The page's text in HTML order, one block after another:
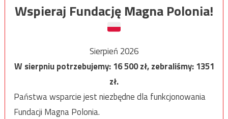
Wspieraj Fundację Magna Polonia!
Sierpień 2026
W sierpniu potrzebujemy:16 500zł, zebraliśmy:1351
zł.
Państwa wsparcie jest niezbędne dla funkcjonowania
Fundacji Magna Polonia.